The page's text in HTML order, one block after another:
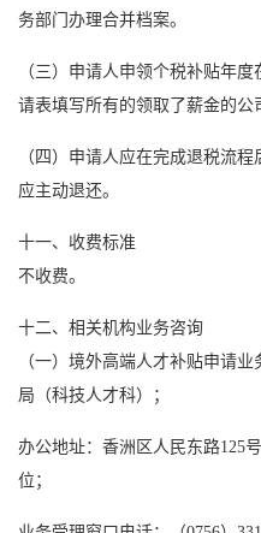
务部门办理合并档案。
（三）申请人申领个税补贴年
请表填写所有的领取了薪金的公
（四）申请人应在完成退税流
应主动退还。
十一、收费标准
不收费。
十二、相关机构业务咨询
（一）境外高端人才补贴申请
局（科技人才科）；
办公地址：香洲区人民东路125
位；